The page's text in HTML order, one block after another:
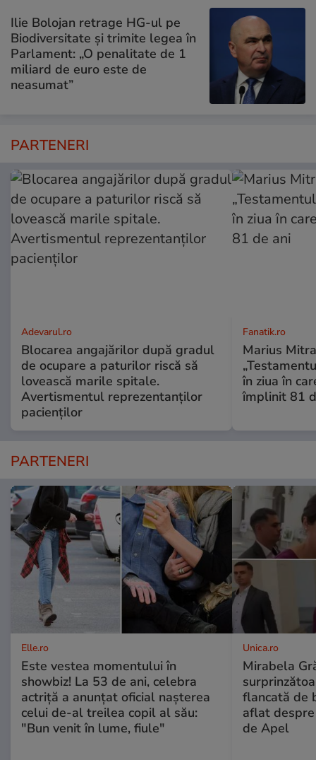
Ilie Bolojan retrage HG-ul pe
Biodiversitate și trimite legea în
Parlament: „O penalitate de 1
miliard de euro este de
neasumat”
PARTENERI
Adevarul.ro
Blocarea angajărilor după gradul
de ocupare a paturilor riscă să
lovească marile spitale.
Avertismentul reprezentanților
pacienților
Fanatik.ro
Marius
în ziua în
împlinit 81
PARTENERI
Elle.ro
Este vestea momentului în
showbiz! La 53 de ani, celebra
actriță a anunțat oficial nașterea
celui de-al treilea copil al său:
"Bun venit în lume, fiule"
Unica.ro
Mirabela
flancată de
aflat
de Apel